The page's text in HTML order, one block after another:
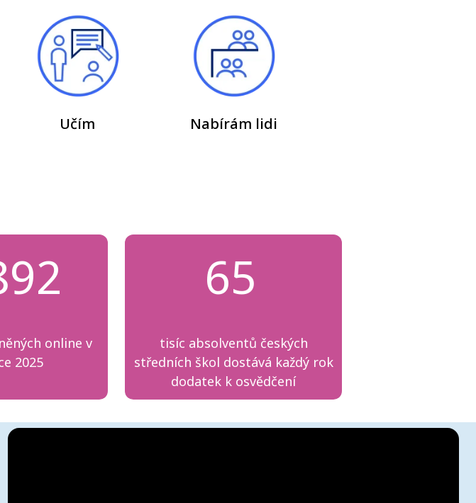
Učím Nabírám lidi
online v
2025
65
tisíc absolventů českých
středních škol dostává každý rok
dodatek k osvědčení